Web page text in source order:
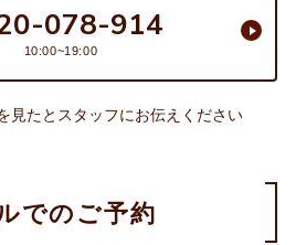
078-914
10:00~19:00
見たとスタッフにお伝えください
でのご予約